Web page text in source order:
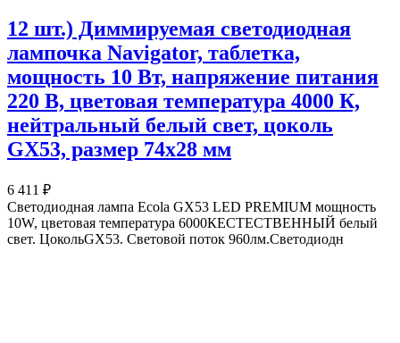
12 шт.) Диммируемая светодиодная
лампочка Navigator, таблетка,
мощность 10 Вт, напряжение питания
220 В, цветовая температура 4000 К,
нейтральный белый свет, цоколь
GX53, размер 74х28 мм
6 411 ₽
Светодиодная лампа Ecola GX53 LED PREMIUM мощность
10W, цветовая температура 6000КЕСТЕСТВЕННЫЙ белый
свет. ЦокольGX53. Световой поток 960лм.Светодиодн